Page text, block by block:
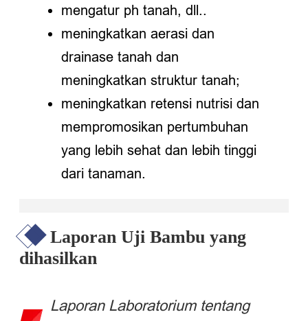
mengatur ph tanah, dll..
meningkatkan aerasi dan
drainase tanah dan
meningkatkan struktur tanah;
meningkatkan retensi nutrisi dan
mempromosikan pertumbuhan
yang lebih sehat dan lebih tinggi
dari tanaman.
Laporan Uji Bambu yang
dihasilkan
Laporan Laboratorium tentang